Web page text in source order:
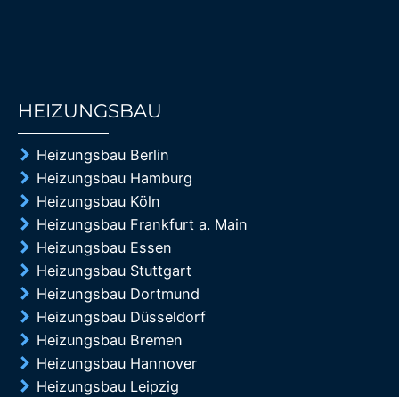
HEIZUNGSBAU
Heizungsbau Berlin
Heizungsbau Hamburg
Heizungsbau Köln
Heizungsbau Frankfurt a. Main
Heizungsbau Essen
Heizungsbau Stuttgart
Heizungsbau Dortmund
Heizungsbau Düsseldorf
Heizungsbau Bremen
Heizungsbau Hannover
Heizungsbau Leipzig